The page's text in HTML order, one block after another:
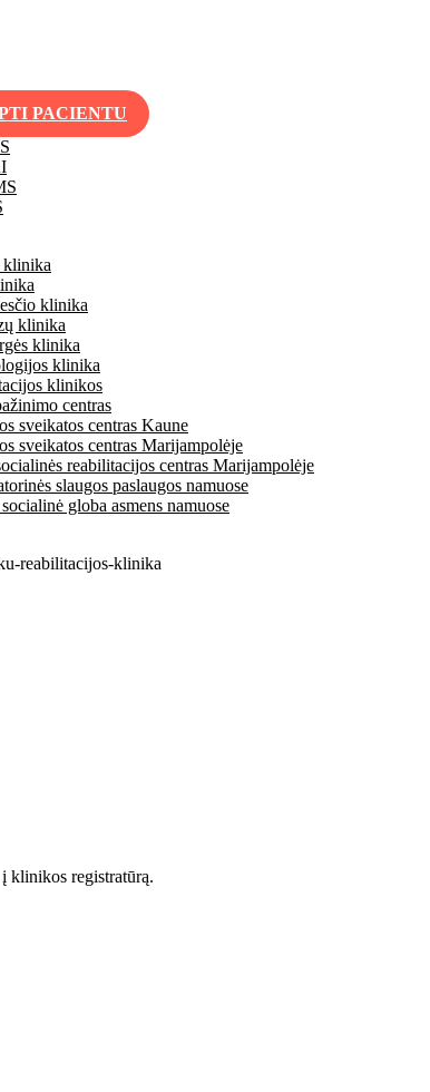
PACIENTU
klinika
klinika
klinika
klinika
klinika
klinikos
centras
sveikatos centras Kaune
sveikatos centras Marijampolėje
reabilitacijos centras Marijampolėje
slaugos paslaugos namuose
globa asmens namuose
klinikos registratūrą.